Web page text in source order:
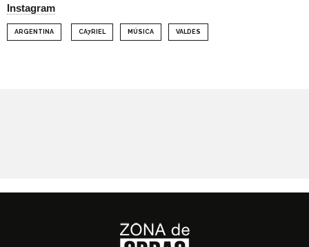
Instagram
ARGENTINA CA7RIEL MÚSICA VALDES